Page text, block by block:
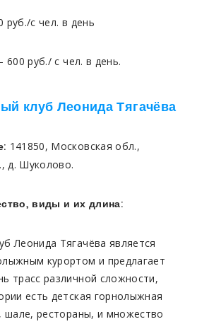
c чел. в день
руб./ c чел. в день.
клуб Леонида Тягачёва
141850, Московская обл.,
д. Шуколово.
виды и их длина:
Леонида Тягачёва является
курортом и предлагает
трасс различной сложности,
есть детская горнолыжная
шале, рестораны, и множество